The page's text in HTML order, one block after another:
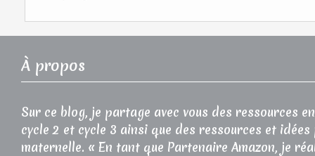
À propos
Sur ce blog, je partage avec vous des ressources
cycle 2 et cycle 3 ainsi que des ressources et
maternelle. « En tant que Partenaire Amazon, je